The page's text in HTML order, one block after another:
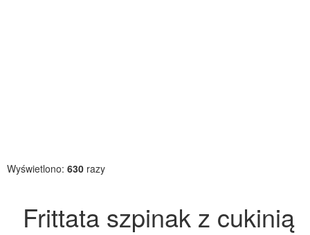
Wyświetlono: 630 razy
Frittata szpinak z cukinią